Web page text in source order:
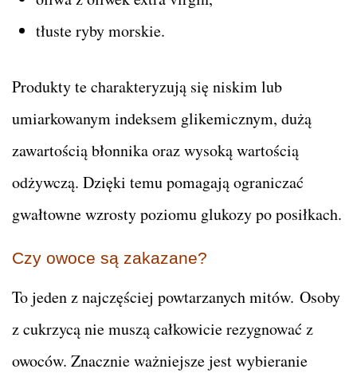
tłuste ryby morskie.
Produkty te charakteryzują się niskim lub
umiarkowanym indeksem glikemicznym, dużą
zawartością błonnika oraz wysoką wartością
odżywczą. Dzięki temu pomagają ograniczać
gwałtowne wzrosty poziomu glukozy po posiłkach.
Czy owoce są zakazane?
To jeden z najczęściej powtarzanych mitów. Osoby
z cukrzycą nie muszą całkowicie rezygnować z
owoców. Znacznie ważniejsze jest wybieranie